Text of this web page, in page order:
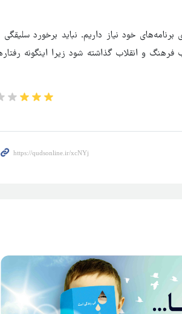
خود نیاز داریم. نباید برخورد سلیقگی
و انقلاب گذاشته شود زیرا اینگونه